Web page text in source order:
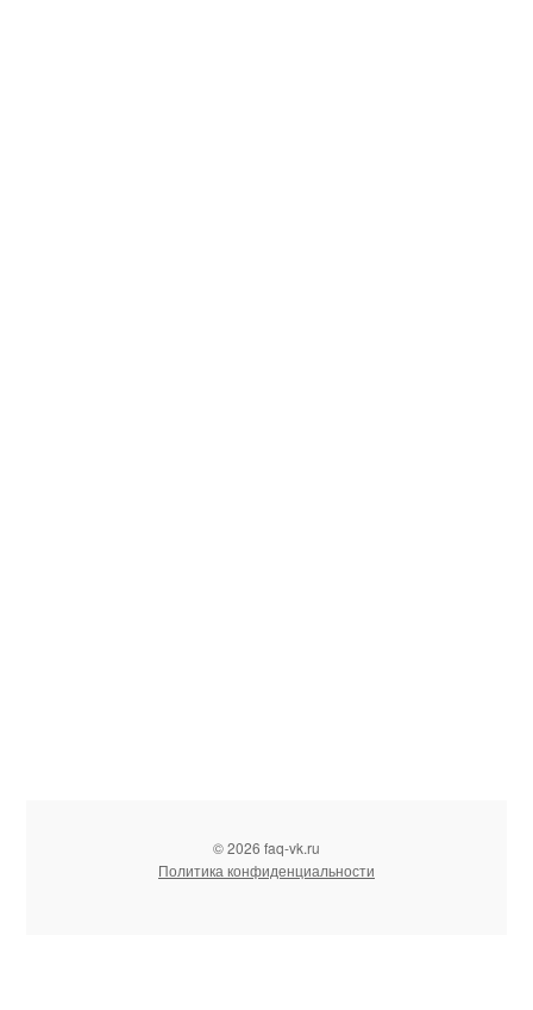
© 2026 faq-vk.ru
Политика конфиденциальности